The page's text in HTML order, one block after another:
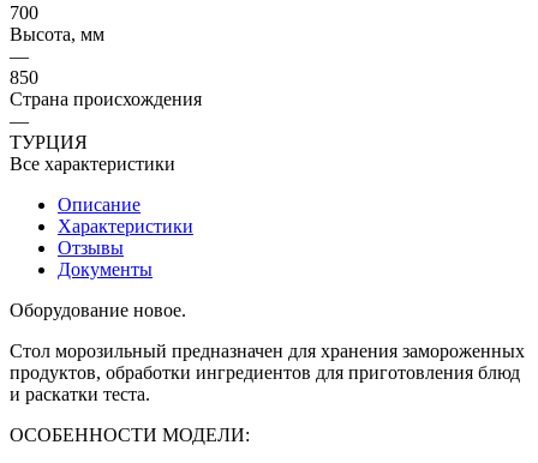
700
Высота, мм
—
850
Страна происхождения
—
ТУРЦИЯ
Все характеристики
Описание
Характеристики
Отзывы
Документы
Оборудование новое.
Стол морозильный предназначен для хранения замороженных
продуктов, обработки ингредиентов для приготовления блюд
и раскатки теста.
ОСОБЕННОСТИ МОДЕЛИ: